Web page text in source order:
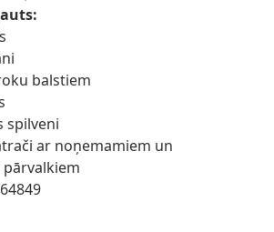
balstiem
spilveni
ar noņemamiem un